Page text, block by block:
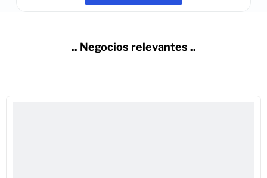
.. Negocios relevantes ..